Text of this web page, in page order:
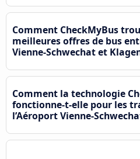
Comment CheckMyBus
meilleures offres de bus
Vienne-Schwechat et
Comment la technologie
fonctionne-t-elle pour les
l’Aéroport Vienne-